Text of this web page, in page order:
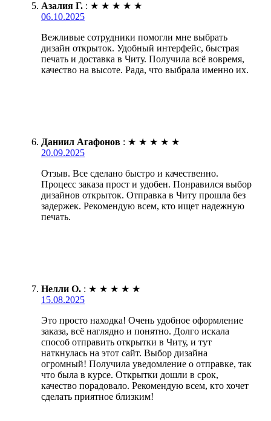
Азалия Г. : ★ ★ ★ ★ ★
06.10.2025
Вежливые сотрудники помогли мне выбрать
дизайн открыток. Удобный интерфейс, быстрая
печать и доставка в Читу. Получила всё вовремя,
качество на высоте. Рада, что выбрала именно их.
Даниил Агафонов : ★ ★ ★ ★ ★
20.09.2025
Отзыв. Все сделано быстро и качественно.
Процесс заказа прост и удобен. Понравился выбор
дизайнов открыток. Отправка в Читу прошла без
задержек. Рекомендую всем, кто ищет надежную
печать.
Нелли О. : ★ ★ ★ ★ ★
15.08.2025
Это просто находка! Очень удобное оформление
заказа, всё наглядно и понятно. Долго искала
способ отправить открытки в Читу, и тут
наткнулась на этот сайт. Выбор дизайна
огромный! Получила уведомление о отправке, так
что была в курсе. Открытки дошли в срок,
качество порадовало. Рекомендую всем, кто хочет
сделать приятное близким!